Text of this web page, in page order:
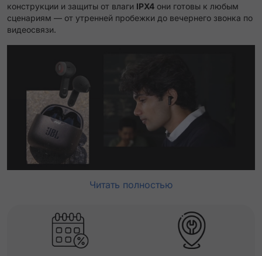
конструкции и защиты от влаги IPX4 они готовы к любым
сценариям — от утренней пробежки до вечернего звонка по
видеосвязи.
Читать полностью